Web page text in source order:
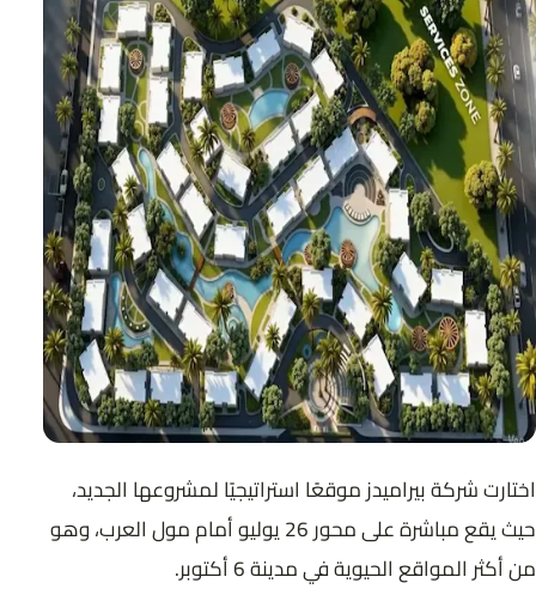
اختارت شركة بيراميدز موقعًا استراتيجيًا لمشروعها الجديد،
حيث يقع مباشرة على محور 26 يوليو أمام مول العرب، وهو
من أكثر المواقع الحيوية في مدينة 6 أكتوبر.